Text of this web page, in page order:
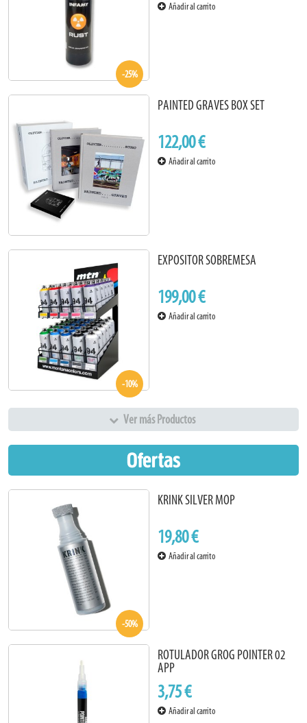
-25%
Añadir al carrito
PAINTED GRAVES BOX SET
122,00 €
Añadir al carrito
-10%
EXPOSITOR SOBREMESA
199,00 €
Añadir al carrito
Ver más Productos
Ofertas
-50%
KRINK SILVER MOP
19,80 €
Añadir al carrito
ROTULADOR GROG POINTER 02
APP
3,75 €
Añadir al carrito